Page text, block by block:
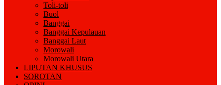
Toli-toli
Buol
Banggai
Banggai Kepulauan
Banggai Laut
Morowali
Morowali Utara
LIPUTAN KHUSUS
SOROTAN